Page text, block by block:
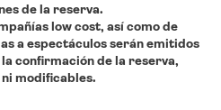
de la reserva.
low cost, así como de
a espectáculos serán emitidos
confirmación de la reserva,
modificables.